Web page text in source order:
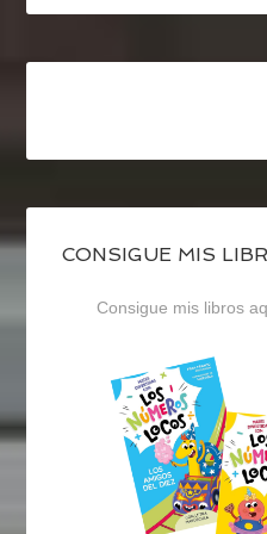
CONSIGUE MIS
Consigue mis libros